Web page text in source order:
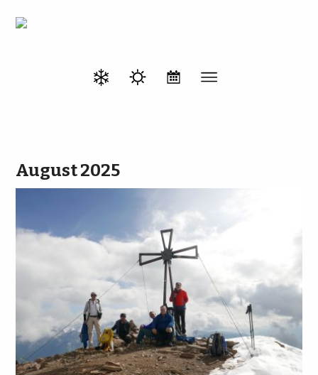
August 2025